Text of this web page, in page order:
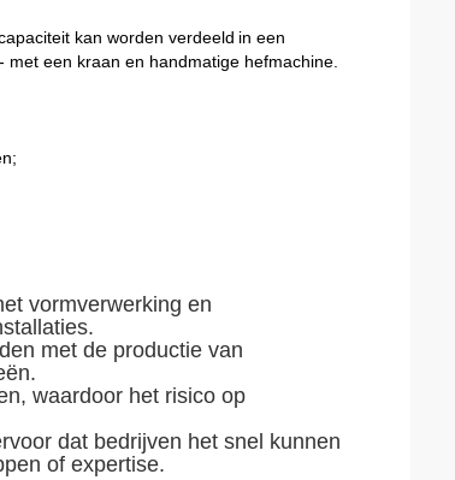
kan worden verdeeld in een
- met een kraan en handmatige hefmachine.
vormverwerking en
met de productie van
waardoor het risico op
dat bedrijven het snel kunnen
of expertise.